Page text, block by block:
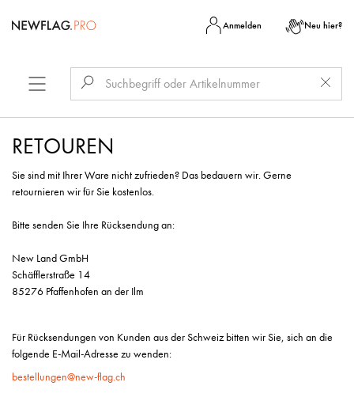
Anmelden Neu hier?
RETOUREN
Sie sind mit Ihrer Ware nicht zufrieden? Das bedauern wir. Gerne
retournieren wir für Sie kostenlos.
Bitte senden Sie Ihre Rücksendung an:
New Land GmbH
Schäfflerstraße 14
85276 Pfaffenhofen an der Ilm
Für Rücksendungen von Kunden aus der Schweiz bitten wir Sie, sich an die
folgende E-Mail-Adresse zu wenden:
bestellungen@new-flag.ch